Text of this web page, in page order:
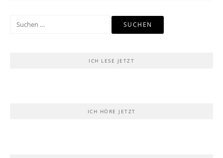
Suchen
ICH LESE JETZT
ICH HÖRE JETZT